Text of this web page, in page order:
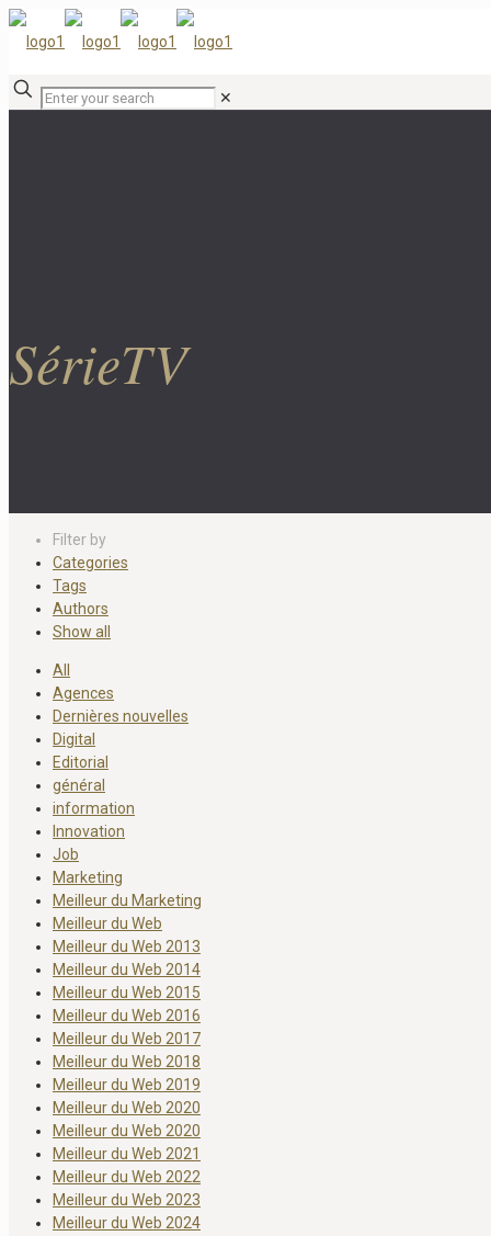
✕
SérieTV
Filter by
Categories
Tags
Authors
Show all
All
Agences
Dernières nouvelles
Digital
Editorial
général
information
Innovation
Job
Marketing
Meilleur du Marketing
Meilleur du Web
Meilleur du Web 2013
Meilleur du Web 2014
Meilleur du Web 2015
Meilleur du Web 2016
Meilleur du Web 2017
Meilleur du Web 2018
Meilleur du Web 2019
Meilleur du Web 2020
Meilleur du Web 2020
Meilleur du Web 2021
Meilleur du Web 2022
Meilleur du Web 2023
Meilleur du Web 2024